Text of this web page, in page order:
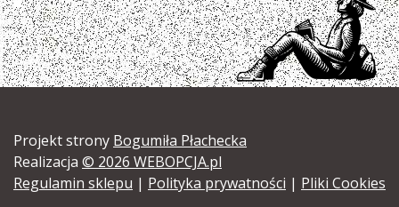
Projekt strony Bogumiła Płachecka
Realizacja © 2026 WEBOPCJA.pl
Regulamin sklepu | Polityka prywatności | Pliki Cookies